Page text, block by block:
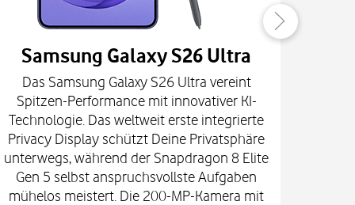
Samsung Galaxy S26 Ultra
Das Samsung Galaxy S26 Ultra vereint
Spitzen-Performance mit innovativer KI-
Technologie. Das weltweit erste integrierte
Privacy Display schützt Deine Privatsphäre
unterwegs, während der Snapdragon 8 Elite
Gen 5 selbst anspruchsvollste Aufgaben
mühelos meistert. Die 200-MP-Kamera mit